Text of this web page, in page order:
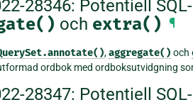
28346: Potentiell
och extra() ¶
,aggregate() och
ordbok med ordboksutvidgning
28347: Potentiell